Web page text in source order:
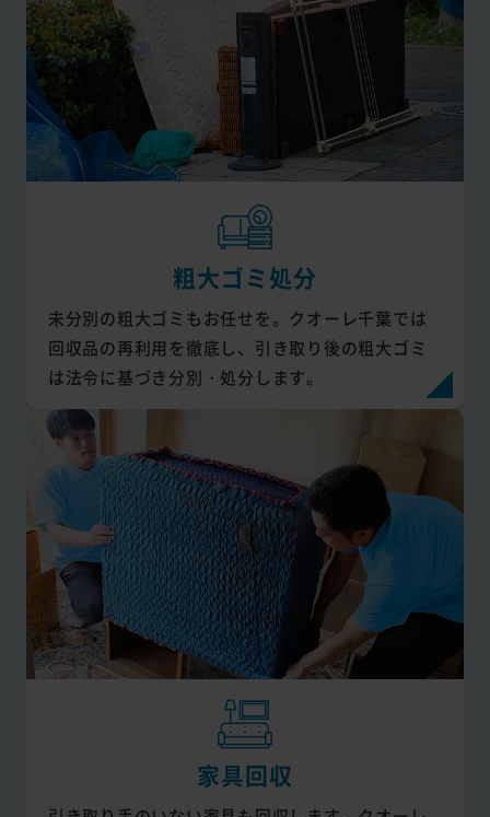
粗大ゴミ処分
未分別の粗大ゴミもお任せを。クオーレ千葉では
回収品の再利用を徹底し、引き取り後の粗大ゴミ
は法令に基づき分別・処分します。
家具回収